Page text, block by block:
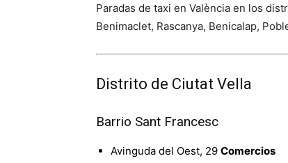
Paradas de taxi en València en los
Benimaclet, Rascanya, Benicalap,
Distrito de Ciutat Vella
Barrio Sant Francesc
Avinguda del Oest, 29 Comercios